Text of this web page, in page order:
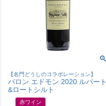
【名門どうしのコラボレーション】
バロン エドモン 2020 ルパート
&ロートシルト
赤ワイン